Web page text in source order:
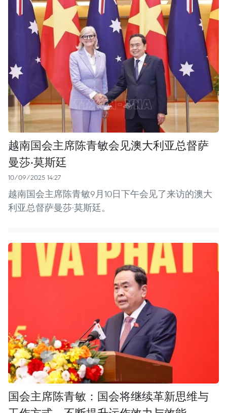
越南国会主席陈青敏会见澳大利亚总督萨
曼莎·莫斯廷
10/09/2025 14:27
越南国会主席陈青敏9月10日下午会见了来访的澳大
利亚总督萨曼莎·莫斯廷。
国会主席陈青敏：国会将继续革新思维与